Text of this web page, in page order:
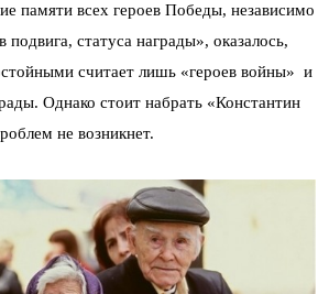
памяти всех героев Победы, независимо
статуса награды», оказалось,
считает лишь «героев войны» и
Однако стоит набрать «Константин
не возникнет.